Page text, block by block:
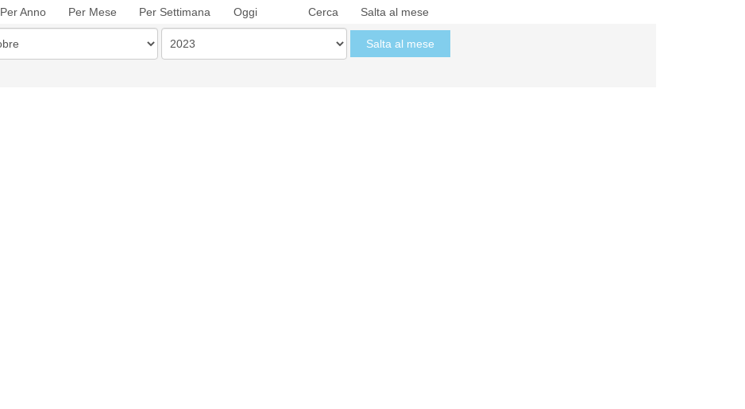
Per Anno Per Mese Per Settimana Oggi Cerca Salta al mese
Salta al mese